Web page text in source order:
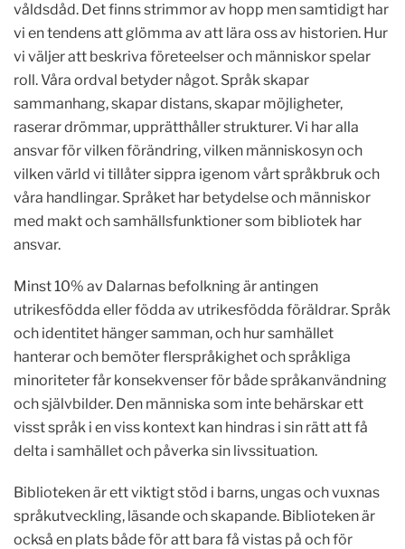
våldsdåd. Det finns strimmor av hopp men samtidigt har
vi en tendens att glömma av att lära oss av historien. Hur
vi väljer att beskriva företeelser och människor spelar
roll. Våra ordval betyder något. Språk skapar
sammanhang, skapar distans, skapar möjligheter,
raserar drömmar, upprätthåller strukturer. Vi har alla
ansvar för vilken förändring, vilken människosyn och
vilken värld vi tillåter sippra igenom vårt språkbruk och
våra handlingar. Språket har betydelse och människor
med makt och samhällsfunktioner som bibliotek har
ansvar.
Minst 10% av Dalarnas befolkning är antingen
utrikesfödda eller födda av utrikesfödda föräldrar. Språk
och identitet hänger samman, och hur samhället
hanterar och bemöter flerspråkighet och språkliga
minoriteter får konsekvenser för både språkanvändning
och självbilder. Den människa som inte behärskar ett
visst språk i en viss kontext kan hindras i sin rätt att få
delta i samhället och påverka sin livssituation.
Biblioteken är ett viktigt stöd i barns, ungas och vuxnas
språkutveckling, läsande och skapande. Biblioteken är
också en plats både för att bara få vistas på och för